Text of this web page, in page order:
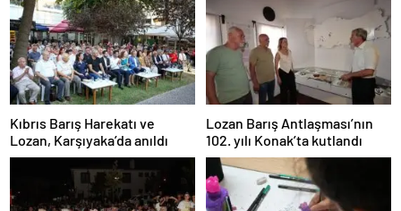
Kıbrıs Barış Harekatı ve
Lozan, Karşıyaka’da anıldı
Lozan Barış Antlaşması’nın
102. yılı Konak’ta kutlandı